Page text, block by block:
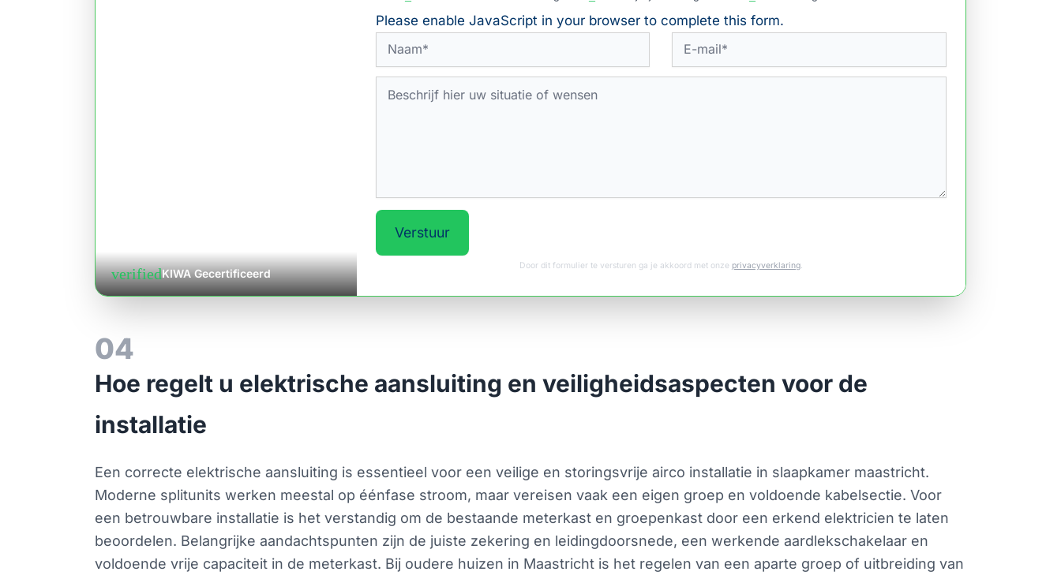
verifiedKIWA Gecertificeerd
Please enable JavaScript in your browser to complete this form.
Verstuur
Door dit formulier te versturen ga je akkoord met onze privacyverklaring.
04
Hoe regelt u elektrische aansluiting en veiligheidsaspecten voor de
installatie
Een correcte elektrische aansluiting is essentieel voor een veilige en storingsvrije airco installatie in slaapkamer maastricht.
Moderne splitunits werken meestal op éénfase stroom, maar vereisen vaak een eigen groep en voldoende kabelsectie. Voor
een betrouwbare installatie is het verstandig om de bestaande meterkast en groepenkast door een erkend elektricien te laten
beoordelen. Belangrijke aandachtspunten zijn de juiste zekering en leidingdoorsnede, een werkende aardlekschakelaar en
voldoende vrije capaciteit in de meterkast. Bij oudere huizen in Maastricht is het regelen van een aparte groep of uitbreiding van